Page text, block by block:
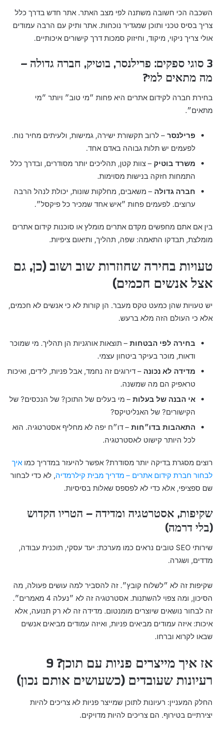
השכבה הכי חשובה משתנה לפי מצב האתר. אתר חדש בדרך כלל
צריך בסיס טכני ותוכן שמגדיר נוכחות. אתר ותיק עם הרבה עמודים
אולי צריך ניקוי, מיקוד, וחיזוק סמכות דרך קישורים איכותיים.
3 סוגי ספקים: פרילנסר, בוטיק, חברה גדולה –
מה מתאים למי?
בחירת חברה לקידום אתרים היא פחות ״מי טוב״ ויותר ״מי
מתאים״.
פרילנסר – לרוב תקשורת ישירה, גמישות, ולעיתים מחיר נוח.
לפעמים יש תלות גבוהה באדם אחד.
משרד בוטיק – צוות קטן, תהליכים יותר מסודרים, ובדרך כלל
התמחות חזקה בנישות מסוימות.
חברה גדולה – משאבים, מחלקות שונות, יכולת לנהל הרבה
ערוצים. לפעמים פחות ״איש אחד שמכיר כל פיקסל״.
בין אם אתם מחפשים מקדם אתרים מומלץ או סוכנות קידום אתרים
מומלצת, תבדקו התאמה: שפה, תהליך, ותיאום ציפיות.
טעויות בחירה שחוזרות שוב ושוב (כן, גם
אצל אנשים חכמים)
יש טעויות שהן כמעט טקס מעבר. הן קורות לא כי אנשים לא חכמים,
אלא כי העולם הזה מלא ברעש.
בחירה לפי הבטחות – תוצאות אורגניות הן תהליך. מי שמוכר
ודאות, מוכר בעיקר ביטחון עצמי.
מדידה לא נכונה – דירוגים זה נחמד, אבל פניות, לידים, ואיכות
טראפיק הם מה שמשנה.
אי הבנה של בעלות – מי בעלים של התוכן? של הנכסים? של
הקישורים? של האנליטיקס?
התאהבות בדו״חות – דו״ח יפה לא מחליף אסטרטגיה. הוא
לכל היותר קישוט לאסטרטגיה.
רוצים מסגרת בדיקה יותר מסודרת? אפשר להיעזר במדריך כמו איך
לבחור חברת קידום אתרים – מדריך מבית קילרמדיה, לא כדי לבחור
שם ספציפי, אלא כדי לא לפספס שאלות בסיסיות.
שקיפות, אסטרטגיה ומדידה – הטריו הקדוש
(בלי דרמה)
שירותי SEO טובים נראים כמו מערכת: יעד עסקי, תוכנית עבודה,
מדדים, ושגרה.
שקיפות זה לא ״לשלוח קובץ״. זה להסביר למה עושים פעולה, מה
הסיכון, ומה צפוי להשתנות. אסטרטגיה זה לא ״נעלה 4 מאמרים״.
זה לבחור נושאים שיוצרים מומנטום. מדידה זה לא רק תנועה, אלא
איכות: איזה עמודים מביאים פניות, ואיזה עמודים מביאים אנשים
שבאו לקרוא וברחו.
אז איך מייצרים פניות עם תוכן? 9
רעיונות שעובדים (כשעושים אותם נכון)
החלק המעניין: רעיונות לתוכן שמייצר פניות לא צריכים להיות
יצירתיים בטירוף. הם צריכים להיות מדויקים.